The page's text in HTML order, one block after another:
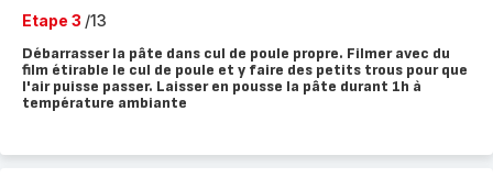
Etape 3 /13
Débarrasser la pâte dans cul de poule propre. Filmer avec du
film étirable le cul de poule et y faire des petits trous pour que
l'air puisse passer. Laisser en pousse la pâte durant 1h à
température ambiante